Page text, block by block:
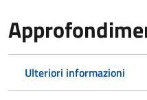
Ulteriori informazioni